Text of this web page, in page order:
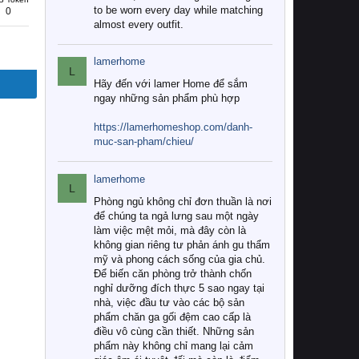
0
to be worn every day while matching
almost every outfit.
L
lamerhome
Hãy đến với lamer Home để sắm
ngay những sản phẩm phù hợp
https://lamerhomeshop.com/danh-
muc-san-pham/chieu/
L
lamerhome
Phòng ngủ không chỉ đơn thuần là nơi
để chúng ta ngả lưng sau một ngày
làm việc mệt mỏi, mà đây còn là
không gian riêng tư phản ánh gu thẩm
mỹ và phong cách sống của gia chủ.
Để biến căn phòng trở thành chốn
nghỉ dưỡng đích thực 5 sao ngay tại
nhà, việc đầu tư vào các bộ sản
phẩm chăn ga gối đệm cao cấp là
điều vô cùng cần thiết. Những sản
phẩm này không chỉ mang lại cảm